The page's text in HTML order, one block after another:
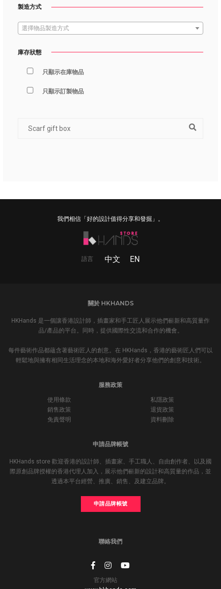
製造方式
選擇物品製造方式
庫存狀態
只顯示在庫物品
只顯示訂製物品
我們相信「好的設計值得分享和發掘」。
語言 中文 EN
關於 HKHANDS
HKHands 是一個讓香港設計師，插畫家和手工匠人展示他們嶄新和高質量作
品/產品的平台。同時，提供國際性交流和合作的機會。
每件藝術作品都蘊含著藝術匠人的創意。在 HKHands，香港的藝術匠人們可以
輕鬆地與擁有相同生活理念的本地和海外愛好者分享他們的創意和技術。
服務政策
使用條款
私隱政策
銷售政策
退貨政策
免責聲明
資料刪除
申請品牌帳號
HKHands store 歡迎香港的設計師、插畫家、手工職人、自由創作者、以及國
際原創品牌授權的香港代理人加入，展示他們嶄新的設計和高質量的作品，並
透過本平台經營、推廣、銷售、及建立品牌。
申請品牌帳號
聯絡我們
官方網站